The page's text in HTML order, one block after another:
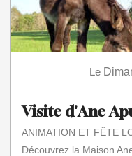
Le
Visite d'Ane
ANIMATION ET FÊTE
Découvrez la Maison